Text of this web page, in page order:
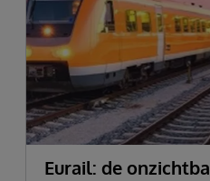
Eurail: de